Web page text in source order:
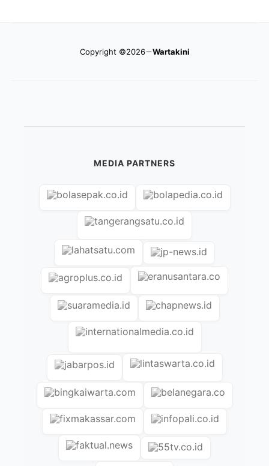
Copyright ©2026 Wartakini
MEDIA PARTNERS